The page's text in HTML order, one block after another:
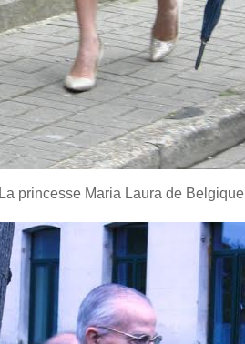
La princesse Maria Laura de Belgique